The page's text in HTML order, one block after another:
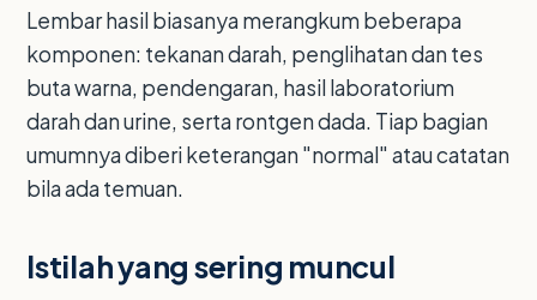
Lembar hasil biasanya merangkum beberapa
komponen: tekanan darah, penglihatan dan tes
buta warna, pendengaran, hasil laboratorium
darah dan urine, serta rontgen dada. Tiap bagian
umumnya diberi keterangan "normal" atau catatan
bila ada temuan.
Istilah yang sering muncul